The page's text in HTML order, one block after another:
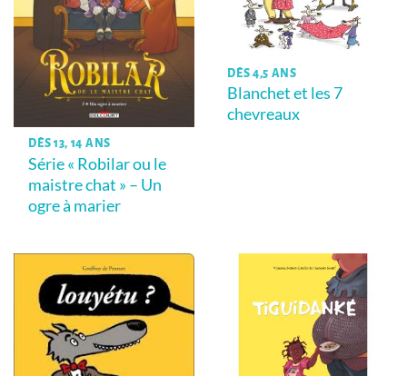
DÈS 13, 14 ANS
Série « Robilar ou le
maistre chat » – Un
ogre à marier
DÈS 4,5 ANS
Blanchet et les 7
chevreaux